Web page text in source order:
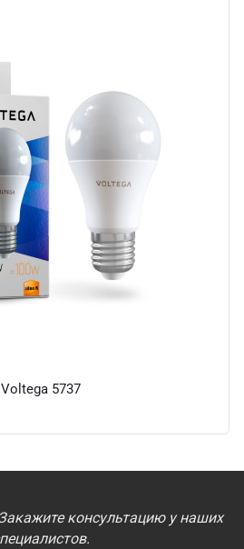
5737
консультацию у наших